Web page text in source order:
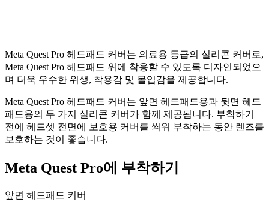
Meta Quest Pro 헤드패드 커버는 의료용 등급의 실리콘 커버로,
Meta Quest Pro 헤드패드 위에 착용할 수 있도록 디자인되었으
며 더욱 우수한 위생, 착용감 및 몰입감을 제공합니다.
Meta Quest Pro 헤드패드 커버는 앞면 헤드패드용과 뒷면 헤드
패드용의 두 가지 실리콘 커버가 함께 제공됩니다. 부착하기
전에 헤드셋 전면에 보호용 커버를 씌워 부착하는 동안 렌즈를
보호하는 것이 좋습니다.
Meta Quest Pro에 부착하기
앞면 헤드패드 커버